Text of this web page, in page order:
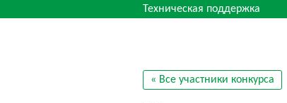
Техническая поддержка
« Все участники конкурса